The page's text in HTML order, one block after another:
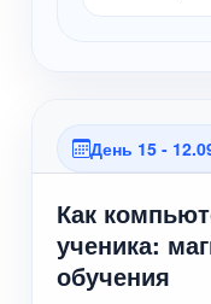
День 15 -
Как
ученика:
обучения